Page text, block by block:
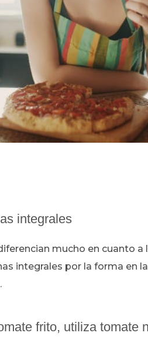
integrales
mucho en cuanto
integrales por la forma en
frito, utiliza tomate